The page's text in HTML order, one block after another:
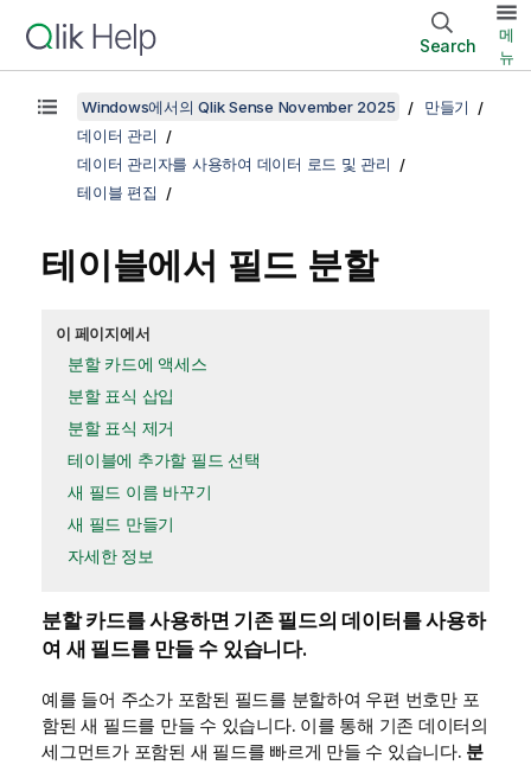
Search
메
뉴
Windows에서의 Qlik Sense November 2025
만들기
데이터 관리
데이터 관리자를 사용하여 데이터 로드 및 관리
테이블 편집
테이블에서 필드 분할
이 페이지에서
분할 카드에 액세스
분할 표식 삽입
분할 표식 제거
테이블에 추가할 필드 선택
새 필드 이름 바꾸기
새 필드 만들기
자세한 정보
분할카드를 사용하면 기존 필드의 데이터를 사용하
여 새 필드를 만들 수 있습니다.
예를 들어 주소가 포함된 필드를 분할하여 우편 번호만 포
함된 새 필드를 만들 수 있습니다. 이를 통해 기존 데이터의
세그먼트가 포함된 새 필드를 빠르게 만들 수 있습니다. 분